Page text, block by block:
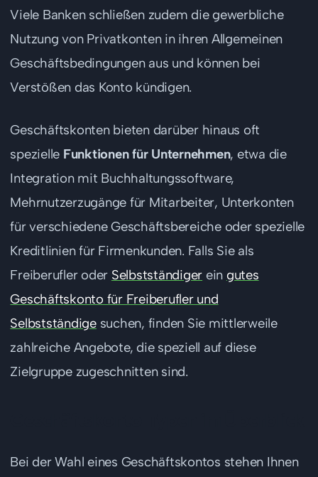
Viele Banken schließen zudem die gewerbliche
Nutzung von Privatkonten in ihren Allgemeinen
Geschäftsbedingungen aus und können bei
Verstößen das Konto kündigen.
Geschäftskonten bieten darüber hinaus oft
spezielle Funktionen für Unternehmen, etwa die
Integration mit Buchhaltungssoftware,
Mehrnutzerzugänge für Mitarbeiter, Unterkonten
für verschiedene Geschäftsbereiche oder spezielle
Kreditlinien für Firmenkunden. Falls Sie als
Freiberufler oder Selbstständiger ein gutes
Geschäftskonto für Freiberufler und
Selbstständigesuchen, finden Sie mittlerweile
zahlreiche Angebote, die speziell auf diese
Zielgruppe zugeschnitten sind.
Bei der Wahl eines Geschäftskontos stehen Ihnen